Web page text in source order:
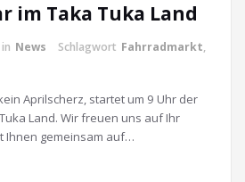
im Taka Tuka Land
in News Schlagwort Fahrradmarkt,
Aprilscherz, startet um 9 Uhr der
Land. Wir freuen uns auf Ihr
Ihnen gemeinsam auf…